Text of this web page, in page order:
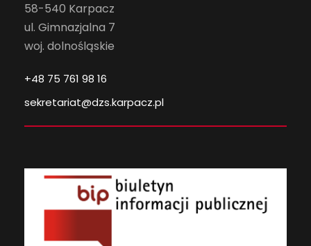
58-540 Karpacz
ul. Gimnazjalna 7
woj. dolnośląskie
+48 75 761 98 16
sekretariat@dzs.karpacz.pl